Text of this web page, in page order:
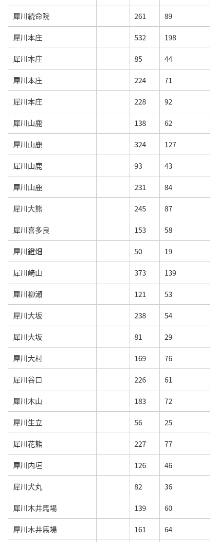
犀川続命院 261 89
犀川本庄 532 198
犀川本庄 85 44
犀川本庄 224 71
犀川本庄 228 92
犀川山鹿 138 62
犀川山鹿 324 127
犀川山鹿 93 43
犀川山鹿 231 84
犀川大熊 245 87
犀川喜多良 153 58
犀川鐙畑 50 19
犀川崎山 373 139
犀川柳瀬 121 53
犀川大坂 238 54
犀川大坂 81 29
犀川大村 169 76
犀川谷口 226 61
犀川木山 183 72
犀川生立 56 25
犀川花熊 227 77
犀川内垣 126 46
犀川犬丸 82 36
犀川木井馬場 139 60
犀川木井馬場 161 64